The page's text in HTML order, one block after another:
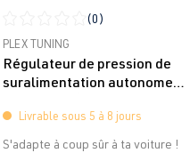
Note moyenne de 0 sur 5 étoiles
(0)
PLEX TUNING
Régulateur de pression de
suralimentation autonome
Livrable sous 5 à 8 jours
S'adapte à coup sûr à ta voiture !